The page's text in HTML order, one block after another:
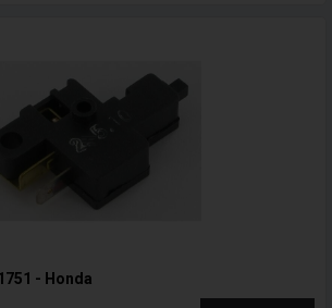
- Honda